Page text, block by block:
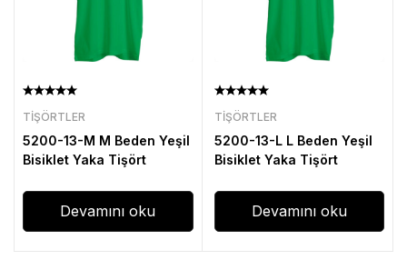
TIŞÖRTLER
5200-13-M M Beden Yeşil
Bisiklet Yaka Tişört
Devamını oku
TIŞÖRTLER
5200-13-L L Beden Yeşil
Bisiklet Yaka Tişört
Devamını oku